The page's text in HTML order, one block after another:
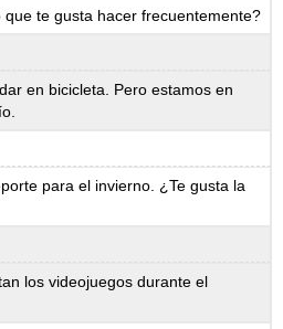
te gusta hacer frecuentemente?
en bicicleta. Pero estamos en
para el invierno. ¿Te gusta la
los videojuegos durante el